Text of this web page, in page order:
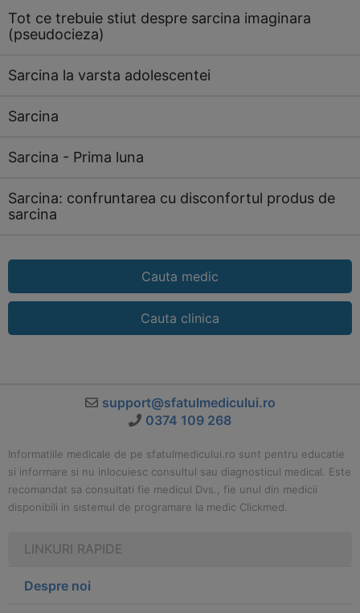
Tot ce trebuie stiut despre sarcina imaginara
(pseudocieza)
Sarcina la varsta adolescentei
Sarcina
Sarcina - Prima luna
Sarcina: confruntarea cu disconfortul produs de
sarcina
Cauta medic
Cauta clinica
support@sfatulmedicului.ro
0374 109 268
Informatiile medicale de pe sfatulmedicului.ro sunt pentru educatie
si informare si nu inlocuiesc consultul sau diagnosticul medical. Este
recomandat sa consultati fie medicul Dvs., fie unul din medicii
disponibili in sistemul de programare la medic Clickmed.
LINKURI RAPIDE
Despre noi